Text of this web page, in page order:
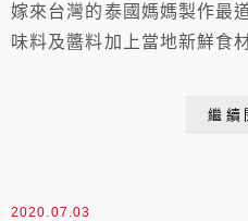
嫁來台灣的泰國媽媽製作最
味料及醬料加上當地新鮮食
繼續
2020.07.03